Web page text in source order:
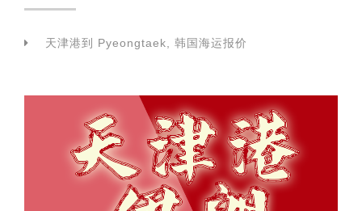
天津港到 Pyeongtaek, 韩国海运报价